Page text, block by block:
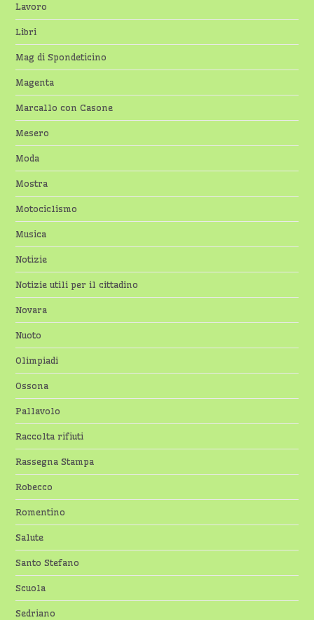
Lavoro
Libri
Mag di Spondeticino
Magenta
Marcallo con Casone
Mesero
Moda
Mostra
Motociclismo
Musica
Notizie
Notizie utili per il cittadino
Novara
Nuoto
Olimpiadi
Ossona
Pallavolo
Raccolta rifiuti
Rassegna Stampa
Robecco
Romentino
Salute
Santo Stefano
Scuola
Sedriano